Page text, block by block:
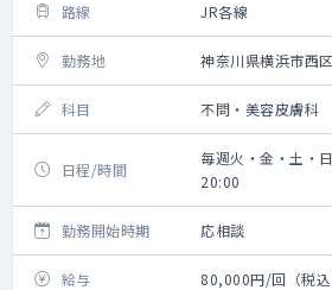
路線 JR各線
勤務地 神奈川県横浜市西区
科目 不問・美容皮膚科
日程/時間
毎週火・金・土・
20:00
勤務開始時期 応相談
給与 80,000円/回（税込